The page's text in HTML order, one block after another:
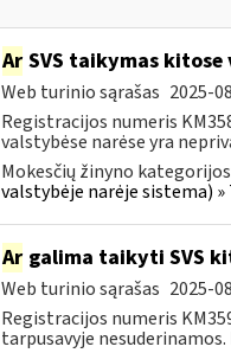
ArSVS taikymas kitose
Web turinio sąrašas 2025-
Registracijos numeris
valstybėse narėse yra
Mokesčių žinyno
valstybėje narėje sistema)
Argalima taikyti SVS
Web turinio sąrašas 2025-
Registracijos numeris
tarpusavyje